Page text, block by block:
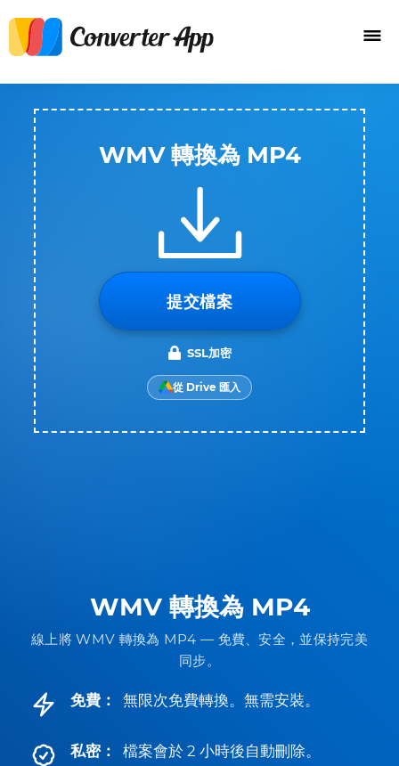
WMV 轉換為 MP4
線上將 WMV 轉換為 MP4 — 免費、安全，並保持完美
同步。
免費： 無限次免費轉換。無需安裝。
私密： 檔案會於 2 小時後自動刪除。
WMV 轉換為 MP4
提交檔案
SSL加密
從 Drive 匯入